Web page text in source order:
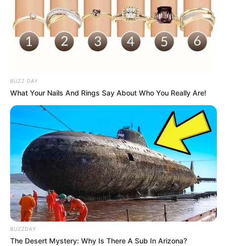
BUZZ DAY
What Your Nails And Rings Say About Who You Really Are!
BUZZDAY
The Desert Mystery: Why Is There A Sub In Arizona?